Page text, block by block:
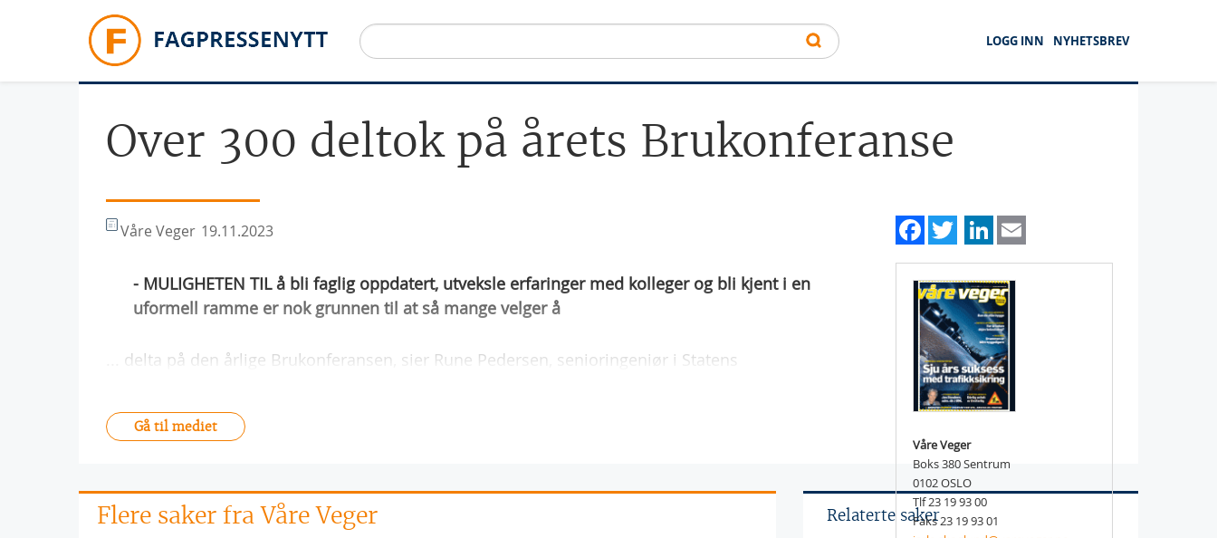
LOGG INN
NYHETSBREV
Over 300 deltok på årets Brukonferanse
Våre Veger 19.11.2023
- MULIGHETEN TIL å bli faglig oppdatert, utveksle erfaringer med kolleger og bli kjent i en
uformell ramme er nok grunnen til at så mange velger å
... delta på den årlige Brukonferansen, sier Rune Pedersen, senioringeniør i Statens
Gå til mediet
Facebook
TwitterLinkedIn
Våre Veger
Boks 380 Sentrum
0102 OSLO
Tlf 23 19 93 00
Faks 23 19 93 01
Flere saker fra Våre Veger Relaterte saker